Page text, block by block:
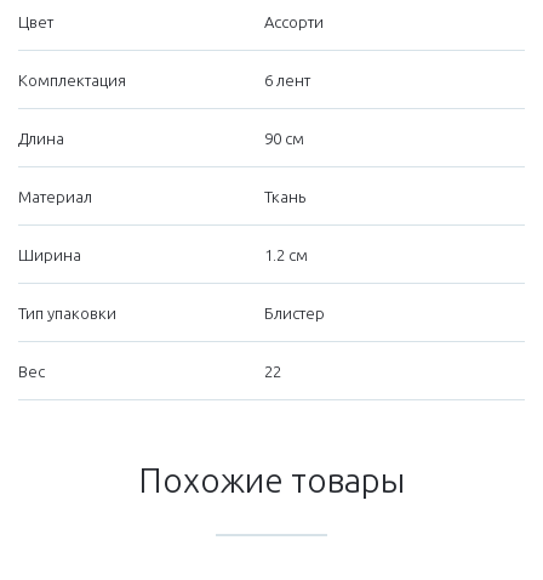
Цвет Ассорти
Комплектация 6 лент
Длина 90 см
Материал Ткань
Ширина 1.2 см
Тип упаковки Блистер
Вес 22
Похожие товары